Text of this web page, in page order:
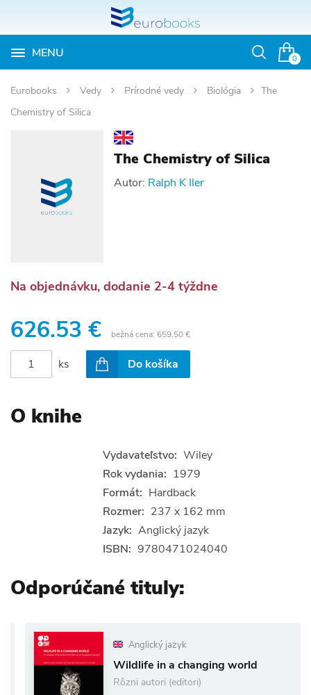
0
MENU
Otvoriť
Eurobooks Vedy Prírodné vedy Biológia
The
Chemistry of Silica
The Chemistry of Silica
Autor: Ralph K Iler
Na objednávku, dodanie 2-4 týždne
626.53 € bežná cena: 659.50 €
ks Do košíka
O knihe
Vydavateľstvo: Wiley
Rok vydania: 1979
Formát: Hardback
Rozmer: 237 x 162 mm
Jazyk: Anglický jazyk
ISBN: 9780471024040
Odporúčané tituly:
Anglický jazyk
Wildlife in a changing world
Rôzni autori (editori)